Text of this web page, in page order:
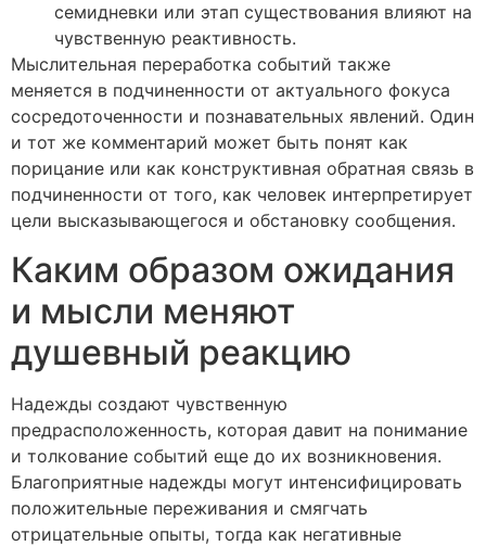
семидневки или этап существования влияют на
чувственную реактивность.
Мыслительная переработка событий также
меняется в подчиненности от актуального фокуса
сосредоточенности и познавательных явлений. Один
и тот же комментарий может быть понят как
порицание или как конструктивная обратная связь в
подчиненности от того, как человек интерпретирует
цели высказывающегося и обстановку сообщения.
Каким образом ожидания
и мысли меняют
душевный реакцию
Надежды создают чувственную
предрасположенность, которая давит на понимание
и толкование событий еще до их возникновения.
Благоприятные надежды могут интенсифицировать
положительные переживания и смягчать
отрицательные опыты, тогда как негативные